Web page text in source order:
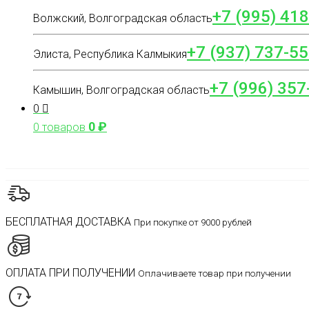
Волжский, Волгоградская область+7 (995)
Элиста, Республика Калмыкия+7 (937) 737-
Камышин, Волгоградская область+7 (996)
0
0 товаров 0₽
БЕСПЛАТНАЯ ДОСТАВКА При покупке от 9000 рублей
ОПЛАТА ПРИ ПОЛУЧЕНИИ Оплачиваете товар при получении